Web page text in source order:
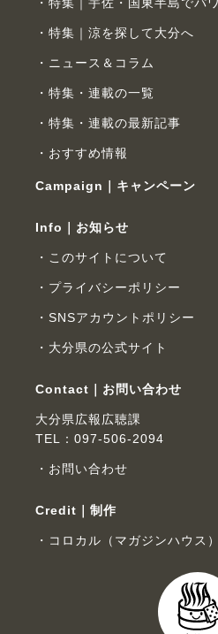
特集｜涼を探して大分へ
ニュース＆コラム
特集・連載の一覧
特集・連載の最新記事
おすすめ情報
Campaign｜キャンペーン
Info｜お知らせ
このサイトについて
プライバシーポリシー
SNSアカウントポリシー
大分県の公式サイト
Contact｜お問い合わせ
大分県広報広聴課
TEL：097-506-2094
お問い合わせ
Credit｜制作
コロカル（マガジンハウス）